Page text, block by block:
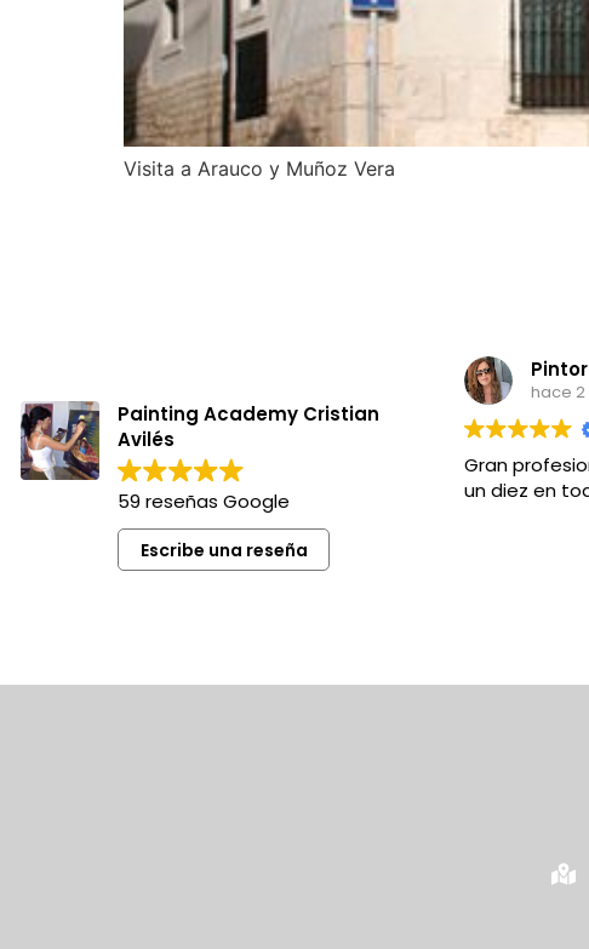
Visita a Arauco y Muñoz Vera
Painting Academy Cristian
Avilés
59 reseñas Google
Escribe una reseña
hace
Gran
un diez en